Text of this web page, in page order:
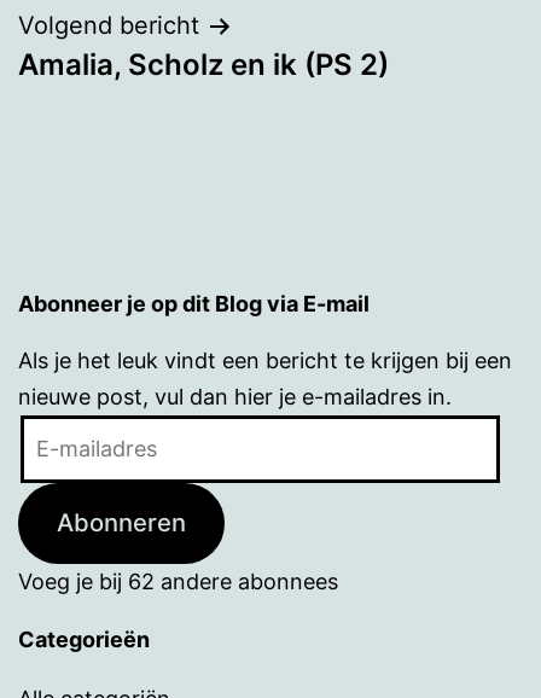
Volgend bericht
Amalia, Scholz en ik (PS 2)
Abonneer je op dit Blog via E-mail
Als je het leuk vindt een bericht te krijgen bij een
nieuwe post, vul dan hier je e-mailadres in.
Abonneren
Voeg je bij 62 andere abonnees
Categorieën